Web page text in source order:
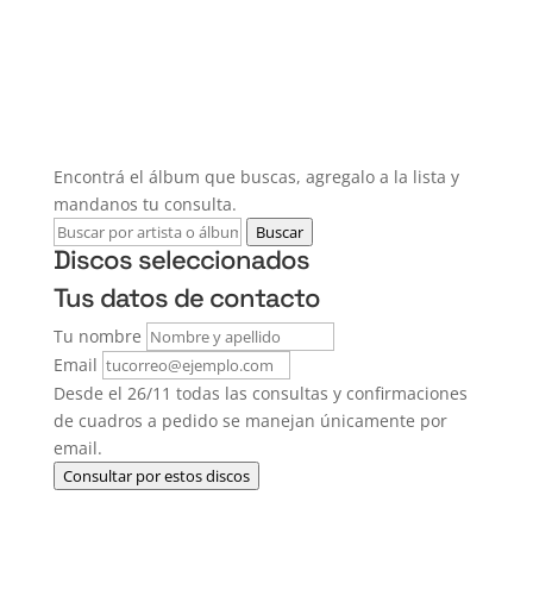
Encontrá el álbum que buscas, agregalo a la lista y
mandanos tu consulta.
Buscar
Discos seleccionados
Tus datos de contacto
Tu nombre
Email
Desde el 26/11 todas las consultas y confirmaciones
de cuadros a pedido se manejan únicamente por
email.
Consultar por estos discos